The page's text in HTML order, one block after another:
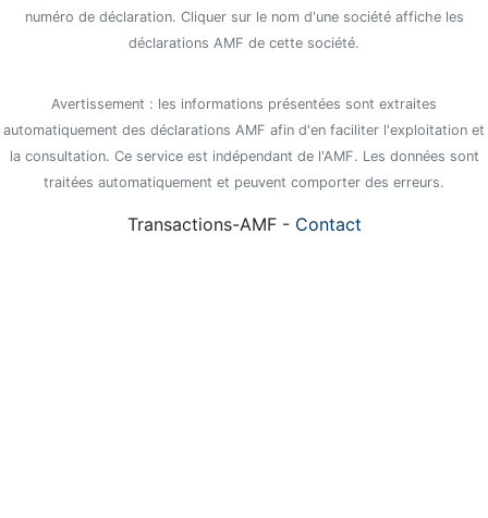
numéro de déclaration. Cliquer sur le nom d'une société affiche les
déclarations AMF de cette société.
Avertissement : les informations présentées sont extraites
automatiquement des déclarations AMF afin d'en faciliter l'exploitation et
la consultation. Ce service est indépendant de l'AMF. Les données sont
traitées automatiquement et peuvent comporter des erreurs.
Transactions-AMF - Contact